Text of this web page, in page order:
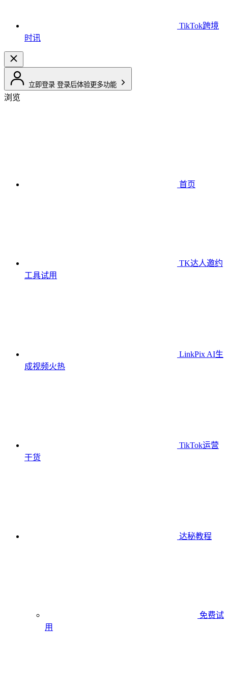
TikTok跨境
时讯
立即登录 登录后体验更多功能
浏览
首页
TK达人邀约
工具试用
LinkPix AI生
成视频火热
TikTok运营
干货
达秘教程
免费试
用